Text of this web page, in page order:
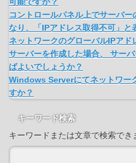
コントロールパネル上でサーバ
なり、「IPアドレス取得不可」と
ネットワークのグローバルIPアド
サーバーを作成した場合、 サー
ばよいでしょうか？
Windows Serverにてネットワー
すか？
キーワード検索
キーワードまたは文章で検索でき